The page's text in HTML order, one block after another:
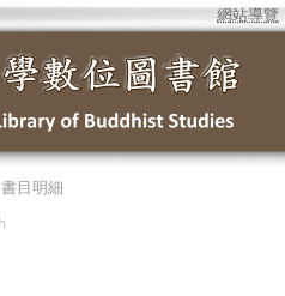
網站導覽
書目明細